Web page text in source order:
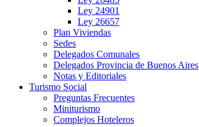
Ley 24901
Ley 26657
Plan Viviendas
Sedes
Delegados Comunales
Delegados Provincia de Buenos Aires
Notas y Editoriales
Turismo Social
Preguntas Frecuentes
Miniturismo
Complejos Hoteleros